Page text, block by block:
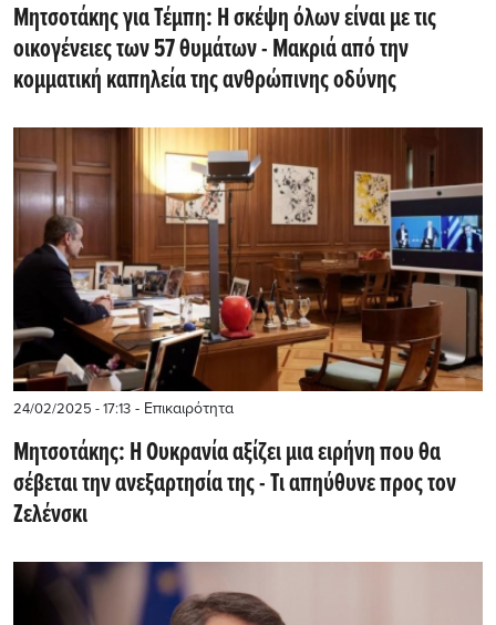
Μητσοτάκης για Τέμπη: Η σκέψη όλων είναι με τις
οικογένειες των 57 θυμάτων - Μακριά από την
κομματική καπηλεία της ανθρώπινης οδύνης
24/02/2025 - 17:13 - Επικαιρότητα
Μητσοτάκης: Η Ουκρανία αξίζει μια ειρήνη που θα
σέβεται την ανεξαρτησία της - Τι απηύθυνε προς τον
Ζελένσκι